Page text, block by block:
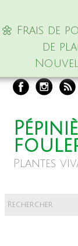
🌼 Frais de
de
Plantes